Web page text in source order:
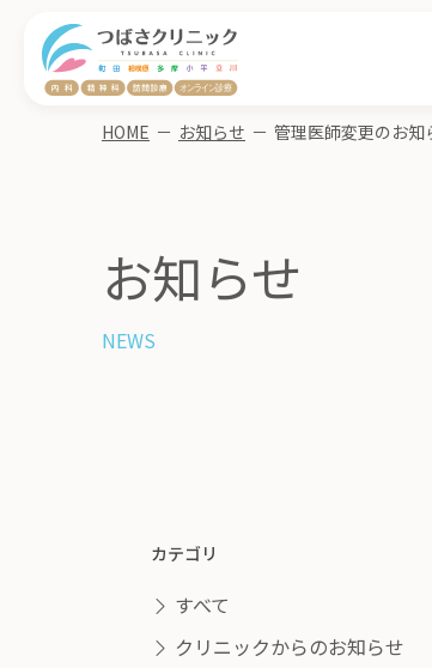
HOME － お知らせ －
お知らせ
NEWS
カテゴリ
すべて
クリニックからのお知らせ